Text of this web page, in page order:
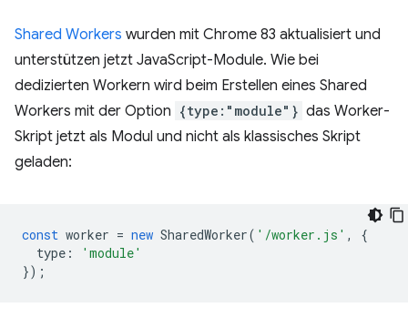
Shared Workers wurden mit Chrome 83 aktualisiert und
unterstützen jetzt JavaScript-Module. Wie bei
dedizierten Workern wird beim Erstellen eines Shared
Workers mit der Option {type:"module"} das Worker-
Skript jetzt als Modul und nicht als klassisches Skript
geladen:
const worker = new SharedWorker( '/worker.js' ,
{
type :
'module'
});